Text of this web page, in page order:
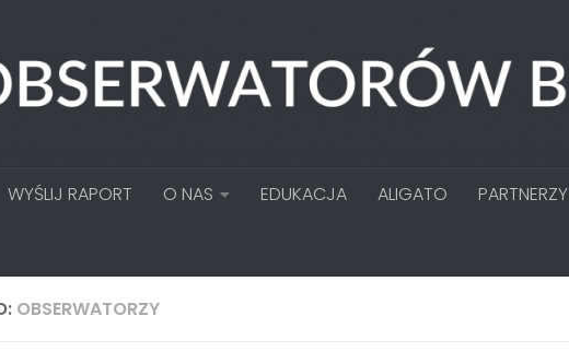
WYŚLIJ RAPORT O NAS EDUKACJA ALIGATO PARTNERZY
OBSERWATORZY